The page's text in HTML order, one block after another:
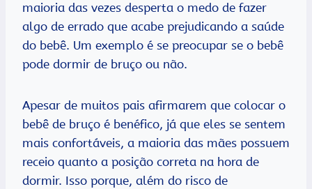
maioria das vezes desperta o medo de fazer
algo de errado que acabe prejudicando a saúde
do bebê. Um exemplo é se preocupar se o bebê
pode dormir de bruço ou não.
Apesar de muitos pais afirmarem que colocar o
bebê de bruço é benéfico, já que eles se sentem
mais confortáveis, a maioria das mães possuem
receio quanto a posição correta na hora de
dormir. Isso porque, além do risco de